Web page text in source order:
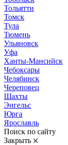
Тольятти
Томск
Тула
Тюмень
Ульяновск
Уфа
Ханты-Мансийск
Чебоксары
Челябинск
Череповец
Шахты
Энгельс
Юрга
Ярославль
Поиск по сайту
Закрыть